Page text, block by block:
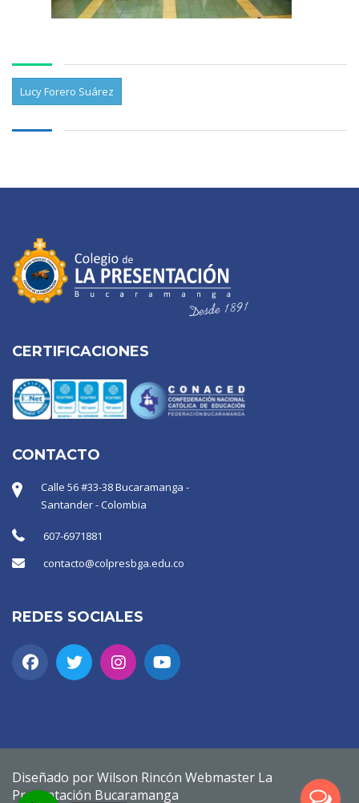
Lucy Forero Suárez
CERTIFICACIONES
CONTACTO
Calle 56 #33-38 Bucaramanga -
Santander - Colombia
607-6971881
contacto@colpresbga.edu.co
REDES SOCIALES
Diseñado por Wilson Rincón Webmaster La
Presentación Bucaramanga